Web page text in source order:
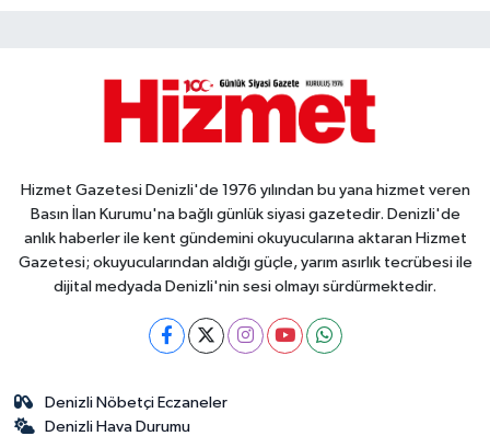
Hizmet Gazetesi Denizli'de 1976 yılından bu yana hizmet veren
Basın İlan Kurumu'na bağlı günlük siyasi gazetedir. Denizli'de
anlık haberler ile kent gündemini okuyucularına aktaran Hizmet
Gazetesi; okuyucularından aldığı güçle, yarım asırlık tecrübesi ile
dijital medyada Denizli'nin sesi olmayı sürdürmektedir.
Denizli Nöbetçi Eczaneler
Denizli Hava Durumu